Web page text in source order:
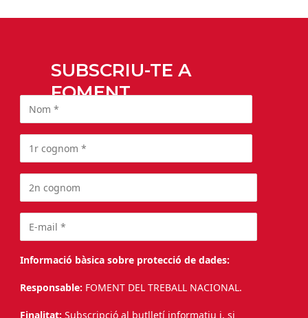
SUBSCRIU-TE A
FOMENT
Informació bàsica sobre protecció de dades:
Responsable: FOMENT DEL TREBALL NACIONAL.
Finalitat: Subscripció al butlletí informatiu i, si